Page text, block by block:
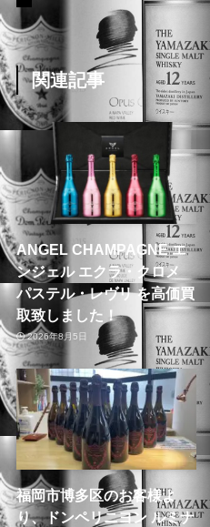
関連記事
ANGEL CHAMPAGNE エ
ンジェル エクラ・クロメ
パステル・レヴリ を高価買
取致しました！
2026年8月5日
福岡市博多区のお客様よ
り、ドンペリニヨン ルミナ